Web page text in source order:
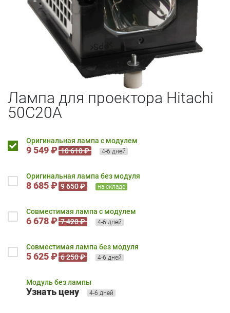
Лампа для проектора Hitachi
50C20A
Оригинальная лампа с модулем
9 549 ₽ 10 610 ₽ 4-6 дней
Оригинальная лампа без модуля
8 685 ₽ 9 650 ₽ на складе
Совместимая лампа с модулем
6 678 ₽ 7 420 ₽ 4-6 дней
Совместимая лампа без модуля
5 625 ₽ 6 250 ₽ 4-6 дней
Модуль без лампы
Узнать цену 4-6 дней